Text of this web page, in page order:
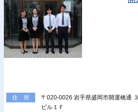
住 所
〒020-0026 岩手県盛岡市開運橋通
ビル１Ｆ